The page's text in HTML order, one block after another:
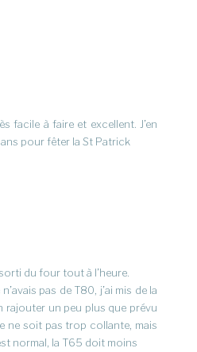
facile à faire et excellent. J’en
pour fêter la St Patrick
du four tout à l’heure.
pas de T80, j’ai mis de la
rajouter un peu plus que prévu
ne soit pas trop collante, mais
normal, la T65 doit moins